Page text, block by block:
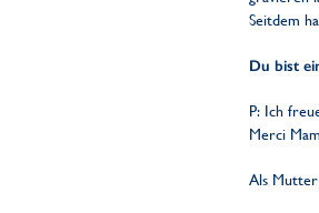
Seitdem
Du bist
P: Ich
Merci
Als Mutter